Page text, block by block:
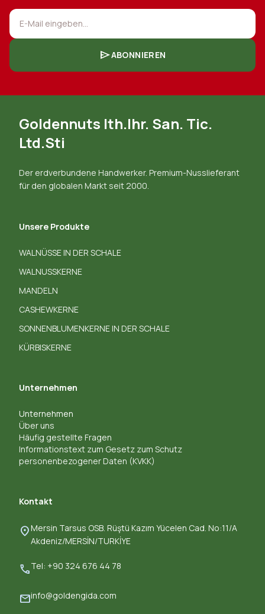
E-Mail eingeben...
sendABONNIEREN
Goldennuts Ith.Ihr. San. Tic.
Ltd.Sti
Der erdverbundene Handwerker. Premium-Nusslieferant
für den globalen Markt seit 2000.
Unsere Produkte
WALNÜSSE IN DER SCHALE
WALNUSSKERNE
MANDELN
CASHEWKERNE
SONNENBLUMENKERNE IN DER SCHALE
KÜRBISKERNE
Unternehmen
Unternehmen
Über uns
Häufig gestellte Fragen
Informationstext zum Gesetz zum Schutz
personenbezogener Daten (KVKK)
Kontakt
location_onMersin Tarsus OSB. Rüştü Kazım Yücelen Cad. No:11/A
Akdeniz/MERSİN/TURKİYE
callTel: +90 324 676 44 78
mailinfo@goldengida.com